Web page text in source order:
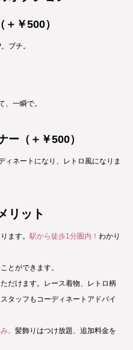
￥500）
プチ。
、一瞬で。
ー（＋￥500）
ィネートになり、レトロ風になりま
リット
ます。 駅から徒歩1分圏内！ わかり
とができます。
だけます。レース着物、レトロ柄
タッフもコーディネートアドバイ
。 髪飾りはつけ放題、追加料金を